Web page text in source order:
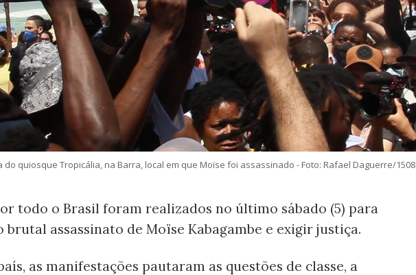
do quiosque Tropicália, na Barra, local em que Moïse foi assassinado - Foto: Rafael Daguerre/1508
todo o Brasil foram realizados no último sábado (5) para
brutal assassinato de Moïse Kabagambe e exigir justiça.
as manifestações pautaram as questões de classe, a